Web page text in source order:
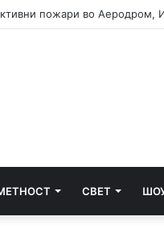
СВЕТ